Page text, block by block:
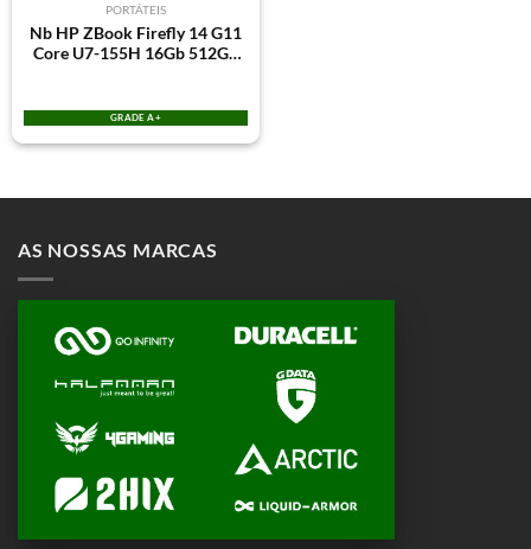
PORTÁTEIS
Nb HP ZBook Firefly 14 G11
Core U7-155H 16Gb 512Gb
GRADE A+
AS NOSSAS MARCAS